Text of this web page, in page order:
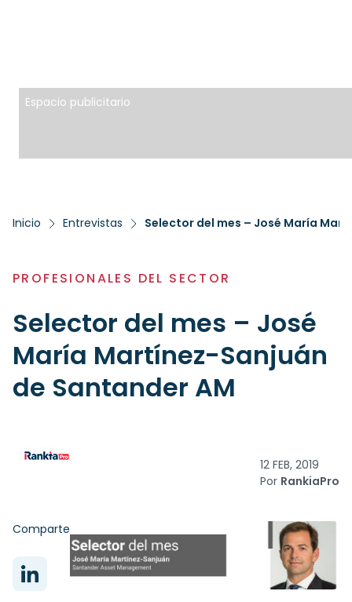
Espacio publicitario
Inicio Entrevistas Selector del mes – José María
PROFESIONALES DEL SECTOR
Selector del mes – José
María Martínez-Sanjuán
de Santander AM
12 FEB, 2019
Por RankiaPro
Comparte